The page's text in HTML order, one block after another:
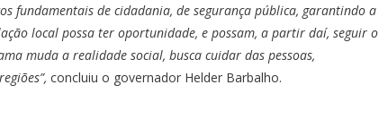
fundamentais de cidadania, de segurança pública, garantindo a
local possa ter oportunidade, e possam, a partir daí, seguir o
muda a realidade social, busca cuidar das pessoas,
concluiu o governador Helder Barbalho.